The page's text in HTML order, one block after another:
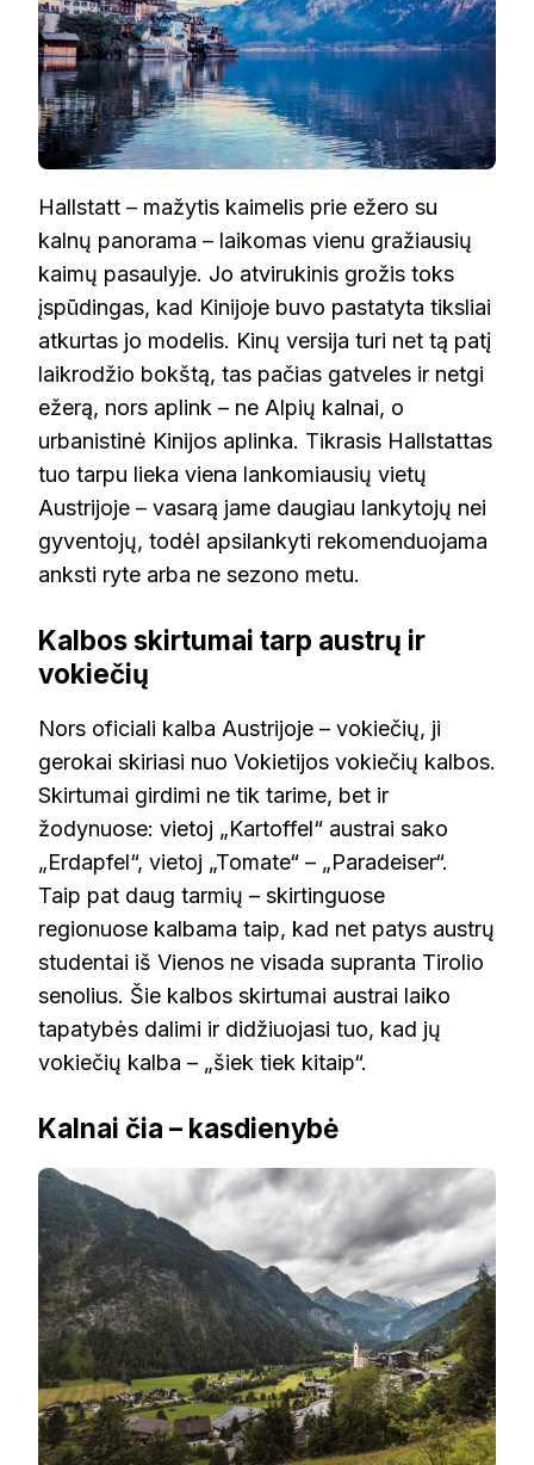
Hallstatt – mažytis kaimelis prie ežero su
kalnų panorama – laikomas vienu gražiausių
kaimų pasaulyje. Jo atvirukinis grožis toks
įspūdingas, kad Kinijoje buvo pastatyta tiksliai
atkurtas jo modelis. Kinų versija turi net tą patį
laikrodžio bokštą, tas pačias gatveles ir netgi
ežerą, nors aplink – ne Alpių kalnai, o
urbanistinė Kinijos aplinka. Tikrasis Hallstattas
tuo tarpu lieka viena lankomiausių vietų
Austrijoje – vasarą jame daugiau lankytojų nei
gyventojų, todėl apsilankyti rekomenduojama
anksti ryte arba ne sezono metu.
Kalbos skirtumai tarp austrų ir
vokiečių
Nors oficiali kalba Austrijoje – vokiečių, ji
gerokai skiriasi nuo Vokietijos vokiečių kalbos.
Skirtumai girdimi ne tik tarime, bet ir
žodynuose: vietoj „Kartoffel“ austrai sako
„Erdapfel“, vietoj „Tomate“ – „Paradeiser“.
Taip pat daug tarmių – skirtinguose
regionuose kalbama taip, kad net patys austrų
studentai iš Vienos ne visada supranta Tirolio
senolius. Šie kalbos skirtumai austrai laiko
tapatybės dalimi ir didžiuojasi tuo, kad jų
vokiečių kalba – „šiek tiek kitaip“.
Kalnai čia – kasdienybė